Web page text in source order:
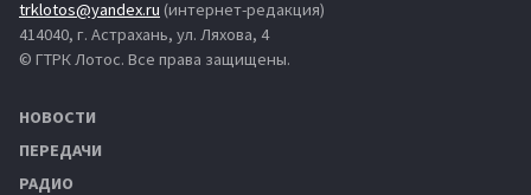
trklotos@yandex.ru (интернет-редакция)
414040, г. Астрахань, ул. Ляхова, 4
© ГТРК Лотос. Все права защищены.
НОВОСТИ
ПЕРЕДАЧИ
РАДИО